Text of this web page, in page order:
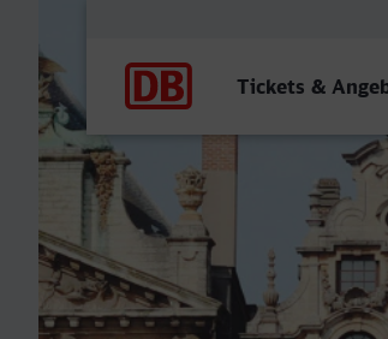
Tickets &
Euskirchen -